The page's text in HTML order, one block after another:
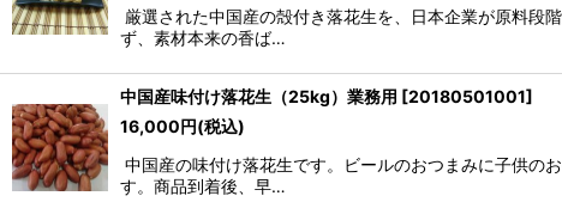
厳選された中国産の殻付き落花生を、日本企業が原料段
ず、素材本来の香ば…
中国産味付け落花生（25kg）業務用 [20180501001]
16,000円(税込)
中国産の味付け落花生です。ビールのおつまみに子供の
す。商品到着後、早…